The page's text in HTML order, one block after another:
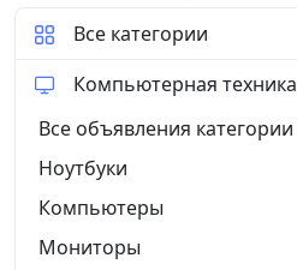
Все категории
Компьютерная техника
Все объявления категории
Ноутбуки
Компьютеры
Мониторы